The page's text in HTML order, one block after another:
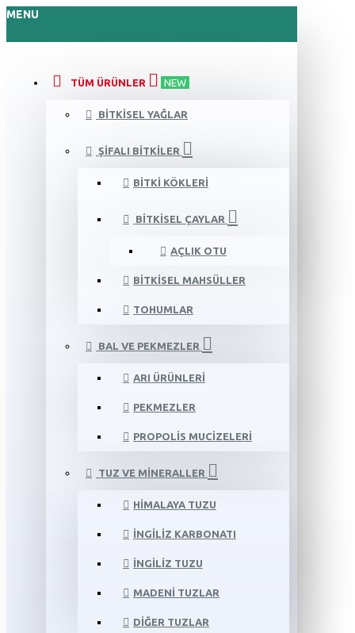
MENU
TÜM ÜRÜNLER NEW
BITKISEL YAĞLAR
ŞIFALI BITKILER
BITKI KÖKLERI
BITKISEL ÇAYLAR
AÇLIK OTU
BITKISEL MAHSÜLLER
TOHUMLAR
BAL VE PEKMEZLER
ARI ÜRÜNLERI
PEKMEZLER
PROPOLIS MUCIZELERI
TUZ VE MINERALLER
HIMALAYA TUZU
İNGILIZ KARBONATI
İNGILIZ TUZU
MADENI TUZLAR
DIĞER TUZLAR